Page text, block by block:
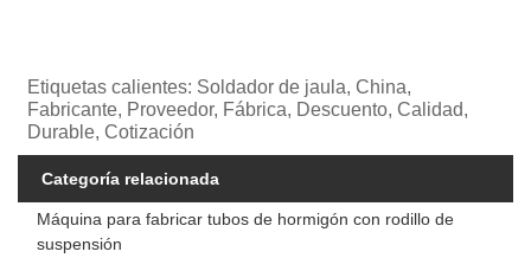
Etiquetas calientes: Soldador de jaula, China,
Fabricante, Proveedor, Fábrica, Descuento, Calidad,
Durable, Cotización
Categoría relacionada
Máquina para fabricar tubos de hormigón con rodillo de
suspensión